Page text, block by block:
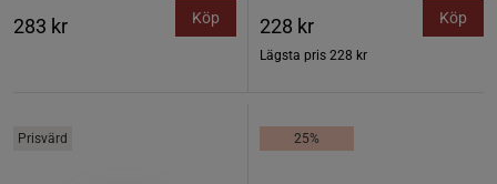
283 kr Köp 228 kr
Lägsta pris 228 kr
Köp
Prisvärd 25%